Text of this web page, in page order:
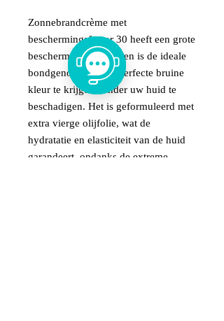
Zonnebrandcrème met
beschermingsfactor 30 heeft een grote
beschermende kracht en is de ideale
bondgenoot om een ​​perfecte bruine
kleur te krijgen zonder uw huid te
beschadigen. Het is geformuleerd met
extra vierge olijfolie, wat de
hydratatie en elasticiteit van de huid
garandeert, ondanks de extreme